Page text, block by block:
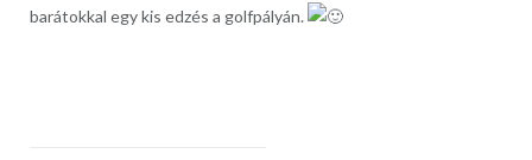
barátokkal egy kis edzés a golfpályán.